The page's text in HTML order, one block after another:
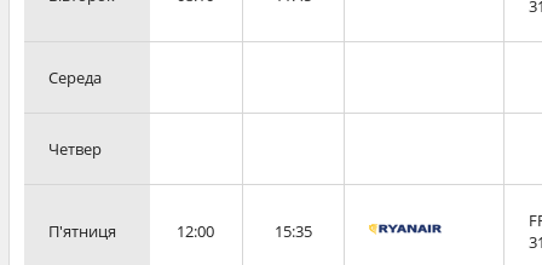
Середа
Четвер
П'ятниця 12:00 15:35